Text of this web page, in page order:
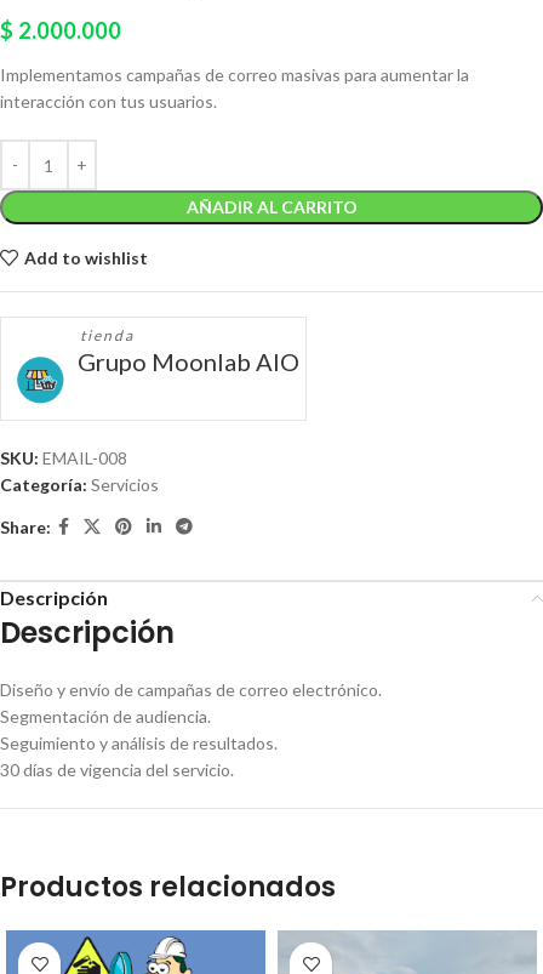
$ 2.000.000
Implementamos campañas de correo masivas para aumentar la
interacción con tus usuarios.
AÑADIR AL CARRITO
Add to wishlist
tienda
Grupo Moonlab AIO
SKU: EMAIL-008
Categoría: Servicios
Share:
Descripción
Descripción
Diseño y envío de campañas de correo electrónico.
Segmentación de audiencia.
Seguimiento y análisis de resultados.
30 días de vigencia del servicio.
Productos relacionados